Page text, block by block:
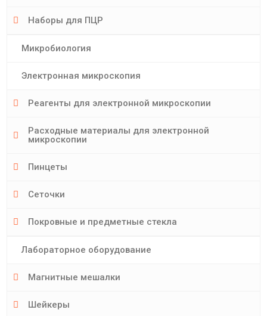
Наборы для ПЦР
Микробиология
Электронная микроскопия
Реагенты для электронной микроскопии
Расходные материалы для электронной
микроскопии
Пинцеты
Сеточки
Покровные и предметные стекла
Лабораторное оборудование
Магнитные мешалки
Шейкеры